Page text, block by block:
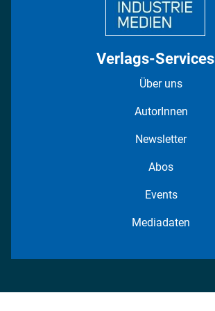
Verlags-Services
Über uns
AutorInnen
Newsletter
Abos
Events
Mediadaten